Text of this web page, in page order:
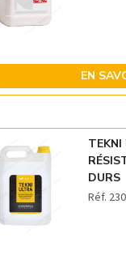
EN
TEKNI
DURS
Réf.